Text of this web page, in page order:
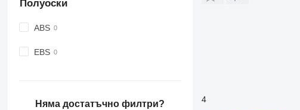
Полуоски
ABS
EBS
Няма достатъчно филтри?
4